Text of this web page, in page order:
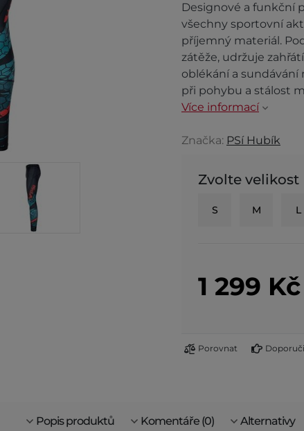
Designové a funkční
všechny sportovní
příjemný materiál.
zátěže, udržuje
oblékání a
při pohybu a stálost
Více informací
Značka: PSí Hubík
Zvolte velikost
S M L
1 299 Kč
Porovnat
Popis produktů Komentáře (0) Alternativy